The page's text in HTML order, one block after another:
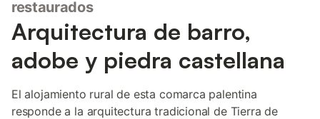
restaurados
Arquitectura de barro,
adobe y piedra castellana
El alojamiento rural de esta comarca palentina
responde a la arquitectura tradicional de Tierra de